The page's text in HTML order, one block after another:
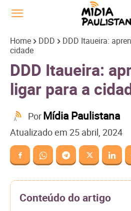
Home DDD
DDD Itaueira:
cidade
DDD Itaueira:
ligar para a
PorMídia Paulistana
Atualizado em 25 abril, 2024
Conteúdo do artigo